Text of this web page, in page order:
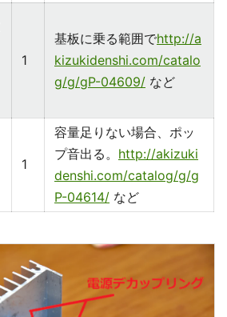
1
基板に乗る範囲でhttp://a
kizukidenshi.com/catalo
g/g/gP-04609/ など
1
容量足りない場合、ポッ
プ音出る。 http://akizuki
denshi.com/catalog/g/g
P-04614/ など